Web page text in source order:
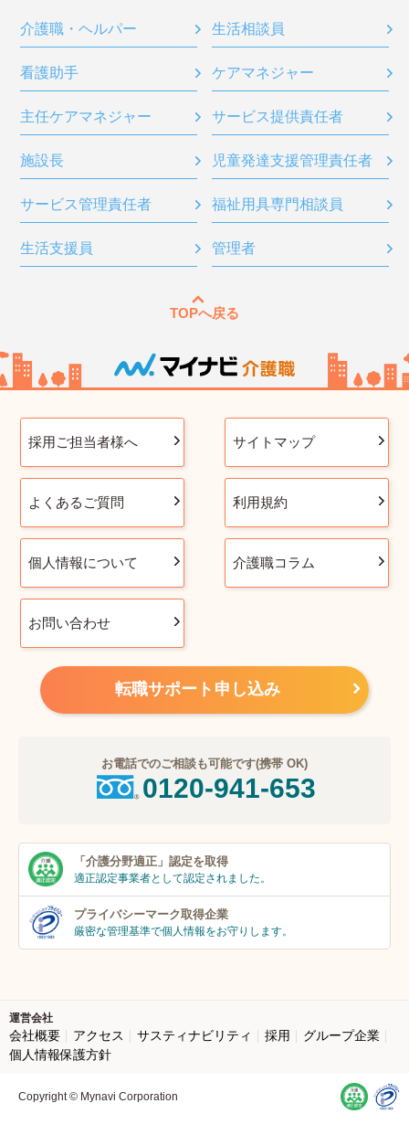
介護職・ヘルパー 生活相談員
看護助手 ケアマネジャー
主任ケアマネジャー サービス提供責任者
施設長 児童発達支援管理責任者
サービス管理責任者 福祉用具専門相談員
生活支援員 管理者
TOPへ戻る
採用ご担当者様へ サイトマップ
よくあるご質問 利用規約
個人情報について 介護職コラム
お問い合わせ
転職サポート申し込み
お電話でのご相談も可能です(携帯 OK)
0120-941-653
「介護分野適正」 認定を取得
適正認定事業者として認定されました。
プライバシーマーク取得企業
厳密な管理基準で個人情報をお守りします。
運営会社
会社概要 アクセス サスティナビリティ 採用
グループ企業
個人情報保護方針
Copyright © Mynavi Corporation